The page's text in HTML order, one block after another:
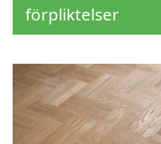
förpliktelser